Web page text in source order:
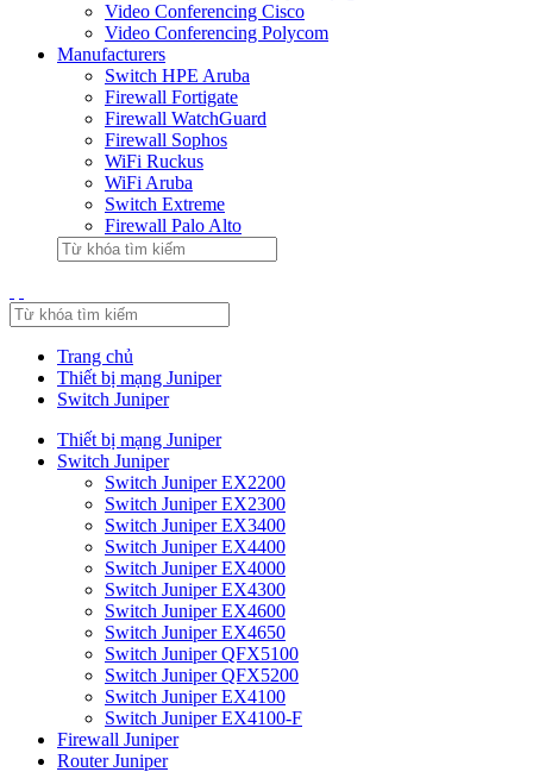
Video Conferencing Cisco
Video Conferencing Polycom
Manufacturers
Switch HPE Aruba
Firewall Fortigate
Firewall WatchGuard
Firewall Sophos
WiFi Ruckus
WiFi Aruba
Switch Extreme
Firewall Palo Alto
Trang chủ
Thiết bị mạng Juniper
Switch Juniper
Thiết bị mạng Juniper
Switch Juniper
Switch Juniper EX2200
Switch Juniper EX2300
Switch Juniper EX3400
Switch Juniper EX4400
Switch Juniper EX4000
Switch Juniper EX4300
Switch Juniper EX4600
Switch Juniper EX4650
Switch Juniper QFX5100
Switch Juniper QFX5200
Switch Juniper EX4100
Switch Juniper EX4100-F
Firewall Juniper
Router Juniper